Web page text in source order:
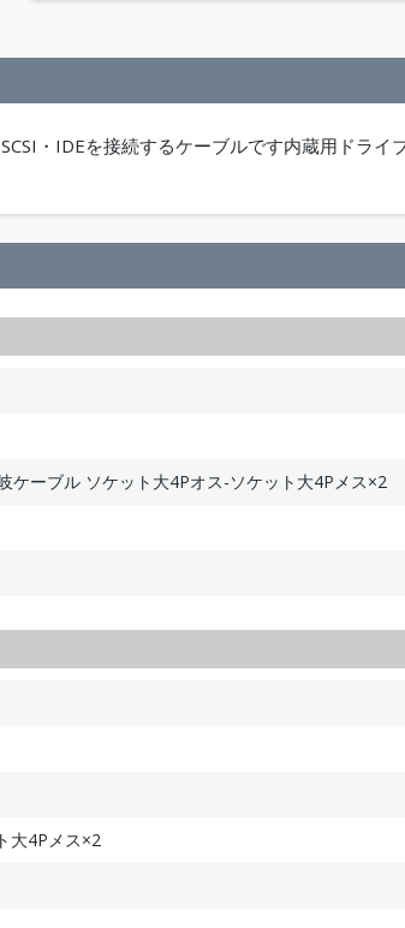
・IDEを接続するケーブルです内蔵用ドライ
ケーブル ソケット大4Pオス-ソケット大4Pメス×2
大4Pメス×2